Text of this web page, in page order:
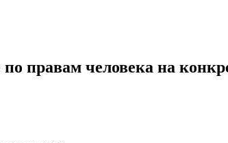
правам человека на